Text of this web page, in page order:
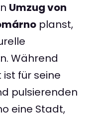
Umzug von
planst,
Während
für seine
pulsierenden
eine Stadt,